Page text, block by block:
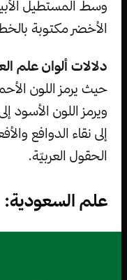
وسط المستطيل
الأخضر مكتوبة
دلالات ألوان علم
حيث يرمز اللون
ويرمز اللون الأسود
إلى نقاء الدوافع
الحقول العربيّة.
علم السعودية: